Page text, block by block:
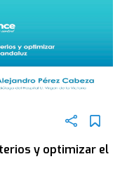
y optimizar el